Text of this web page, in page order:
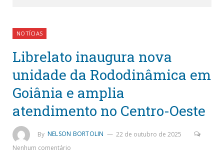
NOTÍCIAS
Librelato inaugura nova
unidade da Rododinâmica em
Goiânia e amplia
atendimento no Centro-Oeste
By NELSON BORTOLIN
22 de outubro de 2025
Nenhum comentário